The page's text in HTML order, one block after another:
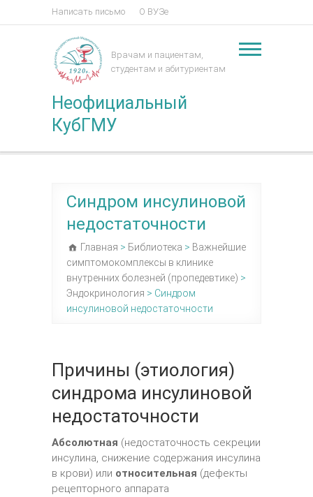
Написать письмо О ВУЗе
Неофициальный
КубГМУ
Врачам и пациентам,
студентам и абитуриентам
Синдром инсулиновой
недостаточности
Главная > Библиотека > Важнейшие
симптомокомплексы в клинике
внутренних болезней (пропедевтике) >
Эндокринология > Синдром
инсулиновой недостаточности
Причины (этиология)
синдрома инсулиновой
недостаточности
Абсолютная (недостаточность секреции
инсулина, снижение содержания инсулина
в крови) или относительная (дефекты
рецепторного аппарата